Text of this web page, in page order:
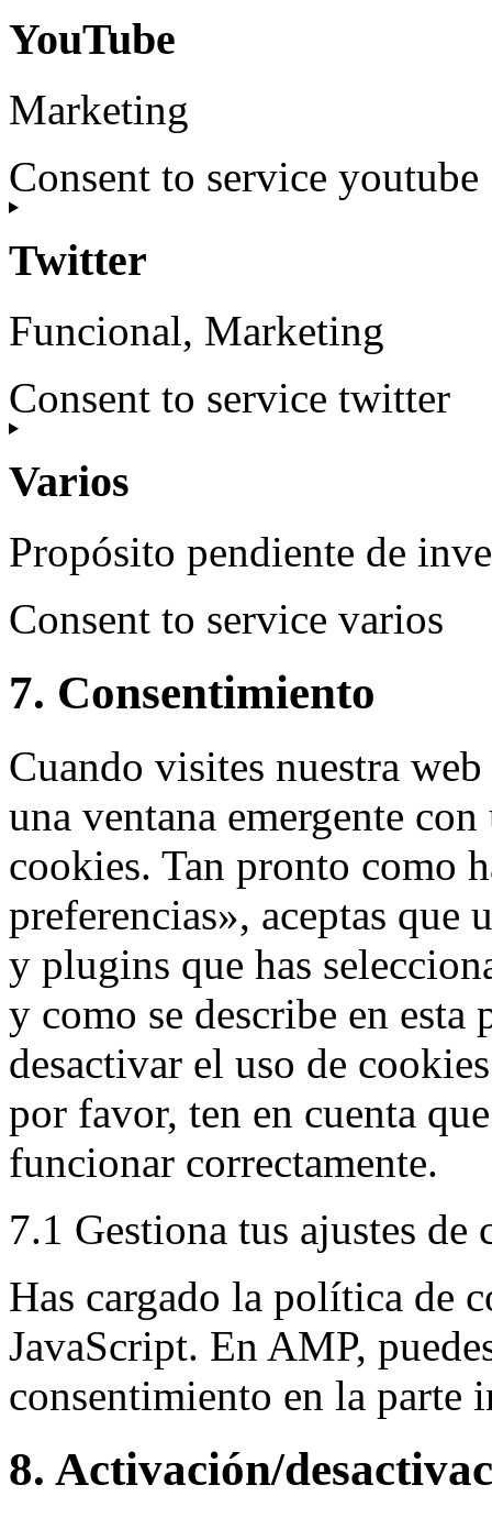
YouTube
Marketing
Consent to service youtube
Twitter
Funcional, Marketing
Consent to service twitter
Varios
Propósito pendiente de
Consent to service varios
7. Consentimiento
Cuando visites nuestra
una ventana emergente
cookies. Tan pronto como
preferencias», aceptas que
y plugins que has
y como se describe en
desactivar el uso de
por favor, ten en cuenta
funcionar correctamente.
7.1 Gestiona tus ajustes de
Has cargado la política de
JavaScript. En AMP,
consentimiento en la parte
8. Activación/